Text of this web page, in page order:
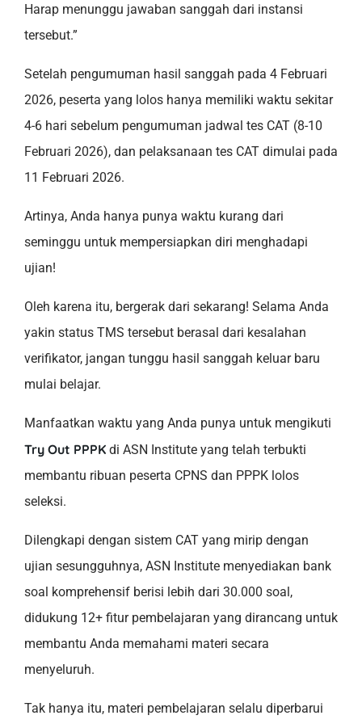
Harap menunggu jawaban sanggah dari instansi
tersebut.”
Setelah pengumuman hasil sanggah pada 4 Februari
2026, peserta yang lolos hanya memiliki waktu sekitar
4-6 hari sebelum pengumuman jadwal tes CAT (8-10
Februari 2026), dan pelaksanaan tes CAT dimulai pada
11 Februari 2026.
Artinya, Anda hanya punya waktu kurang dari
seminggu untuk mempersiapkan diri menghadapi
ujian!
Oleh karena itu, bergerak dari sekarang! Selama Anda
yakin status TMS tersebut berasal dari kesalahan
verifikator, jangan tunggu hasil sanggah keluar baru
mulai belajar.
Manfaatkan waktu yang Anda punya untuk mengikuti
Try Out PPPK di ASN Institute yang telah terbukti
membantu ribuan peserta CPNS dan PPPK lolos
seleksi.
Dilengkapi dengan sistem CAT yang mirip dengan
ujian sesungguhnya, ASN Institute menyediakan bank
soal komprehensif berisi lebih dari 30.000 soal,
didukung 12+ fitur pembelajaran yang dirancang untuk
membantu Anda memahami materi secara
menyeluruh.
Tak hanya itu, materi pembelajaran selalu diperbarui